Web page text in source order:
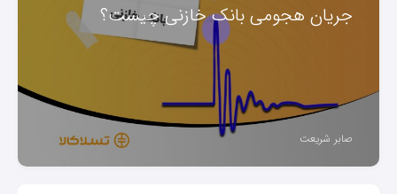
جریان هجومی بانک خازنی چیست؟
صابر شریعت